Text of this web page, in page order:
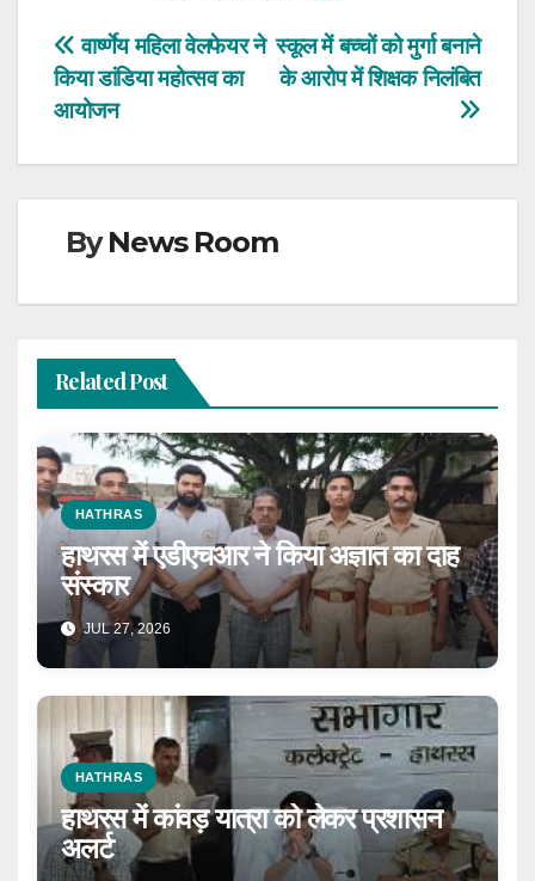
Post
navigation
स्कूल में बच्चों को मुर्गा बनाने
के आरोप में शिक्षक निलंबित
वार्ष्णेय महिला वेलफेयर ने
किया डांडिया महोत्सव का
आयोजन
ByNews Room
Related Post
HATHRAS
हाथरस में एडीएचआर ने किया अज्ञात का दाह
संस्कार
JUL 27, 2026
HATHRAS
हाथरस में कांवड़ यात्रा को लेकर प्रशासन
अलर्ट